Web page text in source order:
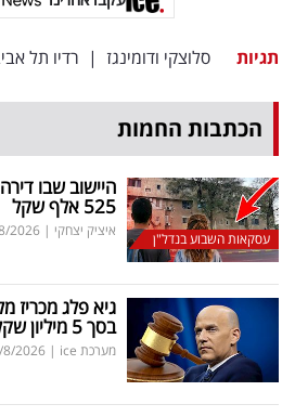
אחרינו:
תגיות סלוצקי ודומינגז | רדיו תל
הכתבות החמות
עסקאות השבוע בנדל"ן
היישוב שבו
525 אלף שקל
איציק יצחקי |
2026
גיא פלג מכריז
בסך 5 מיליון שקל
מערכת ice |
8/2026